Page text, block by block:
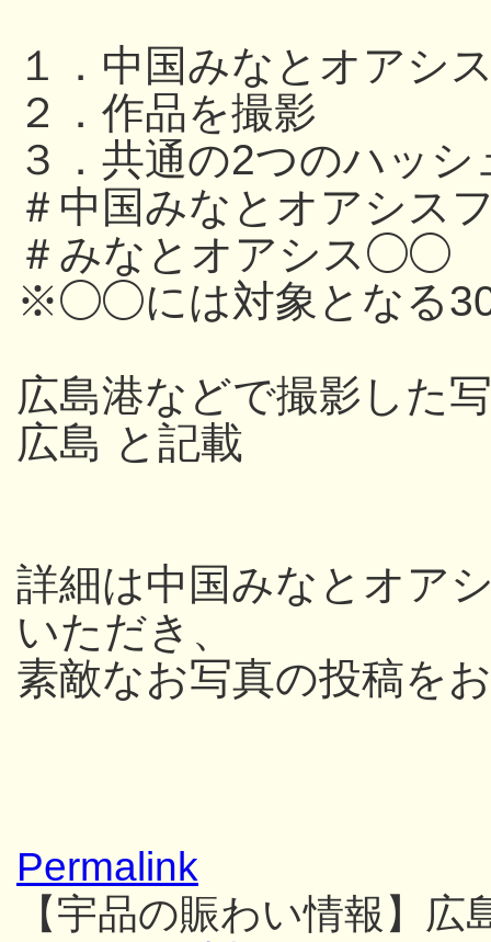
１．中国みなとオアシ
２．作品を撮影
３．共通の2つのハッ
＃中国みなとオアシス
＃みなとオアシス◯◯
※◯◯には対象となる30
広島港などで撮影した
広島 と記載
詳細は中国みなとオア
いただき、
素敵なお写真の投稿を
Permalink
【宇品の賑わい情報】広